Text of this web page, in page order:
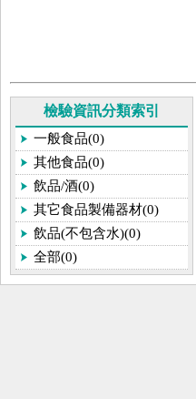
檢驗資訊分類索引
一般食品(0)
其他食品(0)
飲品/酒(0)
其它食品製備器材(0)
飲品(不包含水)(0)
全部(0)